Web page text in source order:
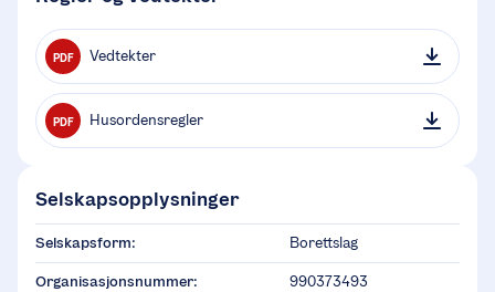
PDF Vedtekter
PDF Husordensregler
Selskapsopplysninger
Selskapsform: Borettslag
Organisasjonsnummer: 990373493